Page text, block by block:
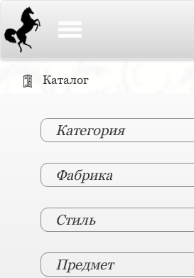
Каталог
Категория
Фабрика
Стиль
Предмет